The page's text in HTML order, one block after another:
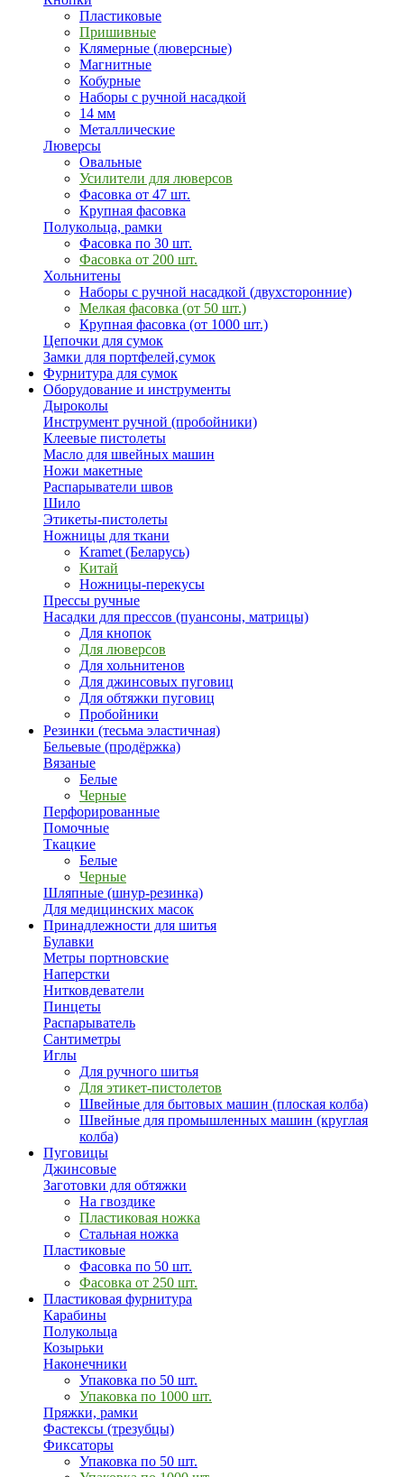
Пластиковые
Пришивные
Клямерные (люверсные)
Магнитные
Кобурные
Наборы с ручной насадкой
14 мм
Металлические
Люверсы
Овальные
Усилители для люверсов
Фасовка от 47 шт.
Крупная фасовка
Полукольца, рамки
Фасовка по 30 шт.
Фасовка от 200 шт.
Хольнитены
Наборы с ручной насадкой (двухсторонние)
Мелкая фасовка (от 50 шт.)
Крупная фасовка (от 1000 шт.)
Цепочки для сумок
Замки для портфелей,сумок
Фурнитура для сумок
Оборудование и инструменты
Дыроколы
Инструмент ручной (пробойники)
Клеевые пистолеты
Масло для швейных машин
Ножи макетные
Распарыватели швов
Шило
Этикеты-пистолеты
Ножницы для ткани
Kramet (Беларусь)
Китай
Ножницы-перекусы
Прессы ручные
Насадки для прессов (пуансоны, матрицы)
Для кнопок
Для люверсов
Для хольнитенов
Для джинсовых пуговиц
Для обтяжки пуговиц
Пробойники
Резинки (тесьма эластичная)
Бельевые (продёржка)
Вязаные
Белые
Черные
Перфорированные
Помочные
Ткацкие
Белые
Черные
Шляпные (шнур-резинка)
Для медицинских масок
Принадлежности для шитья
Булавки
Метры портновские
Наперстки
Нитковдеватели
Пинцеты
Распарыватель
Сантиметры
Иглы
Для ручного шитья
Для этикет-пистолетов
Швейные для бытовых машин (плоская колба)
Швейные для промышленных машин (круглая
колба)
Пуговицы
Джинсовые
Заготовки для обтяжки
На гвоздике
Пластиковая ножка
Стальная ножка
Пластиковые
Фасовка по 50 шт.
Фасовка от 250 шт.
Пластиковая фурнитура
Карабины
Полукольца
Козырьки
Наконечники
Упаковка по 50 шт.
Упаковка по 1000 шт.
Пряжки, рамки
Фастексы (трезубцы)
Фиксаторы
Упаковка по 50 шт.